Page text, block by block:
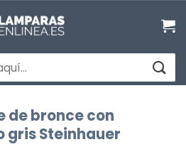
de bronce con
gris Steinhauer